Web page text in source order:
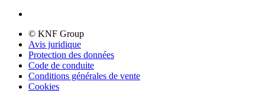
© KNF Group
Avis juridique
Protection des données
Code de conduite
Conditions générales de vente
Cookies